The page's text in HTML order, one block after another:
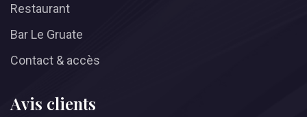
Restaurant
Bar Le Gruate
Contact & accès
Avis clients